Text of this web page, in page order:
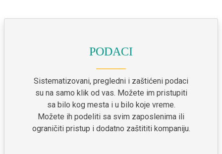
PODACI
Sistematizovani, pregledni i zaštićeni podaci
su na samo klik od vas. Možete im pristupiti
sa bilo kog mesta i u bilo koje vreme.
Možete ih podeliti sa svim zaposlenima ili
ograničiti pristup i dodatno zaštititi kompaniju.